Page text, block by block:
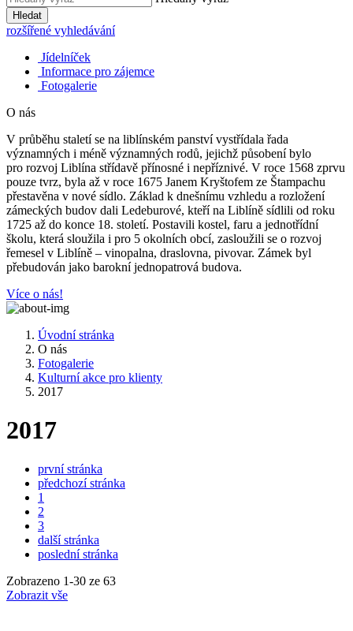
Hledat
rozšířené vyhledávání
Jídelníček
Informace pro zájemce
Fotogalerie
O nás
V průběhu staletí se na liblínském panství vystřídala řada
významných i méně významných rodů, jejichž působení bylo
pro rozvoj Liblína střídavě přínosné i nepříznivé. V roce 1568 zprvu
pouze tvrz, byla až v roce 1675 Janem Kryštofem ze Štampachu
přestavěna v nové sídlo. Základ k dnešnímu vzhledu a rozložení
zámeckých budov dali Ledeburové, kteří na Liblíně sídlili od roku
1725 až do konce 18. století. Postavili kostel, faru a jednotřídní
školu, která sloužila i pro 5 okolních obcí, zasloužili se o rozvoj
řemesel v Liblíně – vinopalna, draslovna, pivovar. Zámek byl
přebudován jako barokní jednopatrová budova.
Více o nás!
Úvodní stránka
O nás
Fotogalerie
Kulturní akce pro klienty
2017
2017
první stránka
předchozí stránka
1
2
3
další stránka
poslední stránka
Zobrazeno 1-30 ze 63
Zobrazit vše